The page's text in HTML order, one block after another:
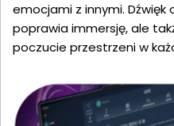
emocjami z innymi. Dźwięk
poprawia immersję, ale
poczucie przestrzeni w